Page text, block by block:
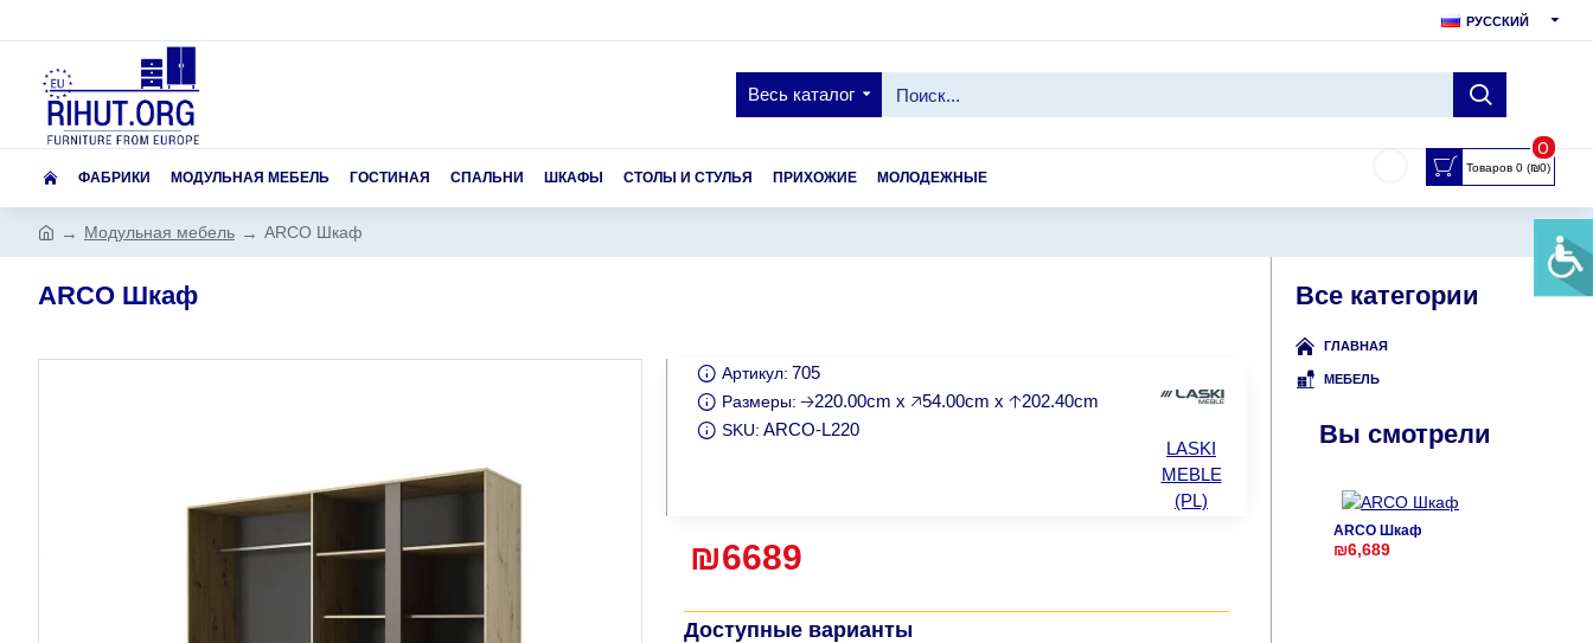
РУССКИЙ
Весь каталог
ФАБРИКИ МОДУЛЬНАЯ МЕБЕЛЬ ГОСТИНАЯ СПАЛЬНИ ШКАФЫ СТОЛЫ И СТУЛЬЯ ПРИХОЖИЕ МОЛОДЕЖНЫЕ
Товаров 0 (₪0)
0
Модульная мебель ARCO Шкаф
ARCO Шкаф
₪6689
Артикул: 705
Размеры: 🡢220.00cm x 🡥54.00cm x 🡡202.40cm
SKU: ARCO-L220
LASKI
MEBLE
(PL)
Доступные варианты
Все категории
ГЛАВНАЯ
МЕБЕЛЬ
Вы смотрели
ARCO Шкаф
₪6,689